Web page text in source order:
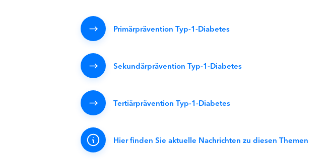
Primärprävention Typ-1-Diabetes
Sekundärprävention Typ-1-Diabetes
Tertiärprävention Typ-1-Diabetes
Hier finden Sie aktuelle Nachrichten zu diesen Themen